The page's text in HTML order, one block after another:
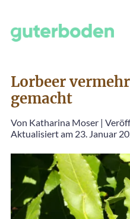
Lorbeer
gemacht
Von Katharina Moser |
Aktualisiert am 23. Januar